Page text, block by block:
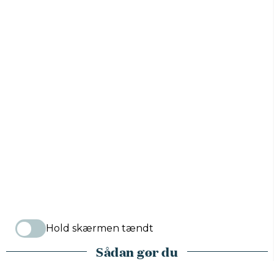
Hold skærmen tændt
Sådan gør du